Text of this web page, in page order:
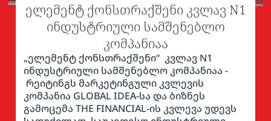
ელემენტ ქონსთრაქშენი კვლავ N1
ინდუსტრიული სამშენებლო
კომპანიაა
„ელემენტ ქონსთრაქშენი“ კვლავ N1
ინდუსტრიული სამშენებლო კომპანიაა -
რეიტინგს მარკეტინგული კვლევის
კომპანია GLOBAL IDEA-სა და ბიზნეს
გამოცემა THE FINANCIAL-ის კვლევა უდევს